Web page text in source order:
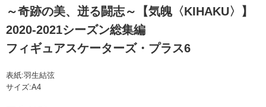
～奇跡の美、迸る闘志～【気魄〈KIHAKU〉】
2020-2021シーズン総集編
フィギュアスケーターズ・プラス6
表紙:羽生結弦
サイズ:A4